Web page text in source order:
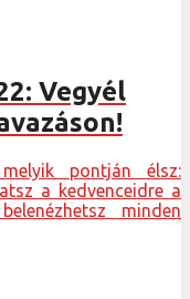
Vegyél
pontján élsz:
a kedvenceidre a
minden